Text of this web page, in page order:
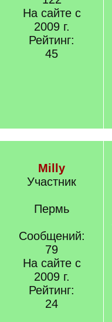
На сайте с
2009 г.
Рейтинг:
45
Milly
Участник
Пермь
Сообщений:
79
На сайте с
2009 г.
Рейтинг:
24